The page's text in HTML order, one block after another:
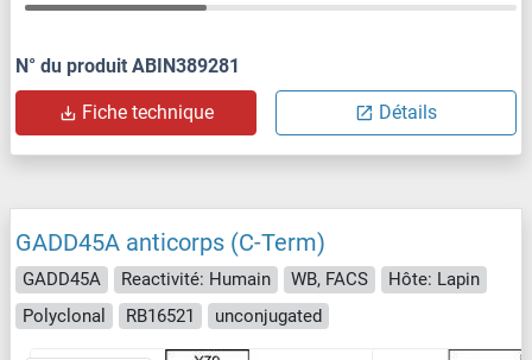
N° du produit ABIN389281
Fiche technique Détails
GADD45A anticorps (C-Term)
GADD45A Reactivité: Humain WB, FACS
Hôte: Lapin
Polyclonal
RB16521 unconjugated